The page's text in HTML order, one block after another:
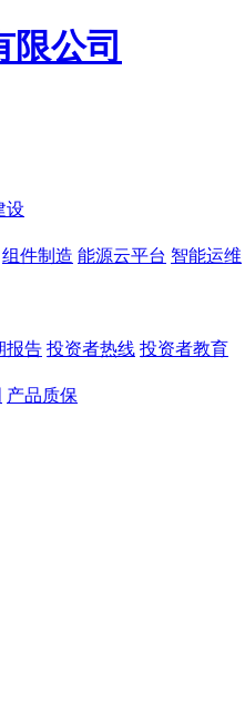
设
组件制造 能源云平台 智能运维
报告 投资者热线 投资者教育
产品质保